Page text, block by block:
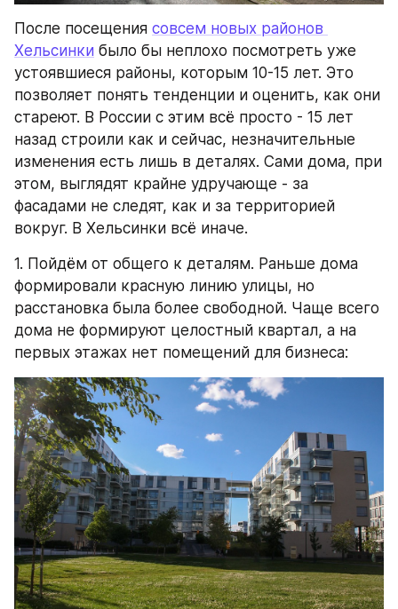
После посещения совсем новых районов
Хельсинки было бы неплохо посмотреть уже
устоявшиеся районы, которым 10-15 лет. Это
позволяет понять тенденции и оценить, как они
стареют. В России с этим всё просто - 15 лет
назад строили как и сейчас, незначительные
изменения есть лишь в деталях. Сами дома, при
этом, выглядят крайне удручающе - за
фасадами не следят, как и за территорией
вокруг. В Хельсинки всё иначе.
1. Пойдём от общего к деталям. Раньше дома
формировали красную линию улицы, но
расстановка была более свободной. Чаще всего
дома не формируют целостный квартал, а на
первых этажах нет помещений для бизнеса: